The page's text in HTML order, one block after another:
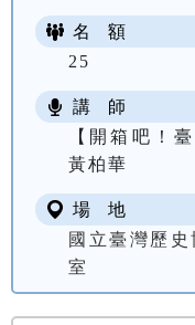
名 額
25
講 師
【開箱吧！
黃柏華
場 地
國立臺灣歷
室